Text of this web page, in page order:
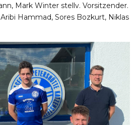
Mark Winter stellv. Vorsitzender.
Hammad, Sores Bozkurt, Niklas